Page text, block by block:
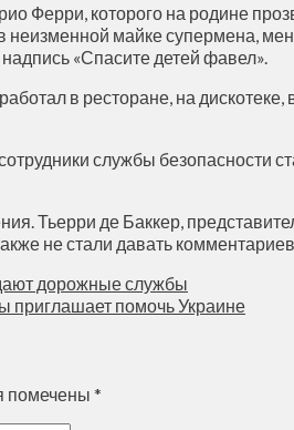
Ферри, которого на родине
майке супермена,
«Спасите детей фавел».
в ресторане, на
службы
Тьерри де Баккер,
не стали давать
дорожные службы
приглашает помочь Украине
помечены *